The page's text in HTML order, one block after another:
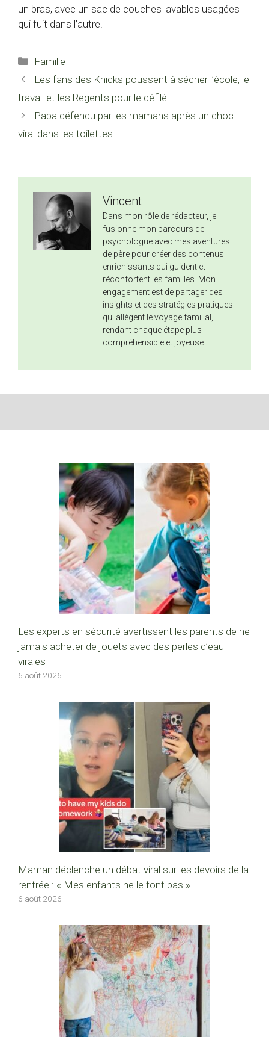
un bras, avec un sac de couches lavables usagées
qui fuit dans l’autre.
Catégories
Famille
Les fans des Knicks poussent à sécher l’école, le
travail et les Regents pour le défilé
Papa défendu par les mamans après un choc
viral dans les toilettes
Vincent
Dans mon rôle de rédacteur, je
fusionne mon parcours de
psychologue avec mes aventures
de père pour créer des contenus
enrichissants qui guident et
réconfortent les familles. Mon
engagement est de partager des
insights et des stratégies pratiques
qui allègent le voyage familial,
rendant chaque étape plus
compréhensible et joyeuse.
Les experts en sécurité avertissent les parents de ne
jamais acheter de jouets avec des perles d’eau
virales
6 août 2026
Maman déclenche un débat viral sur les devoirs de la
rentrée : « Mes enfants ne le font pas »
6 août 2026